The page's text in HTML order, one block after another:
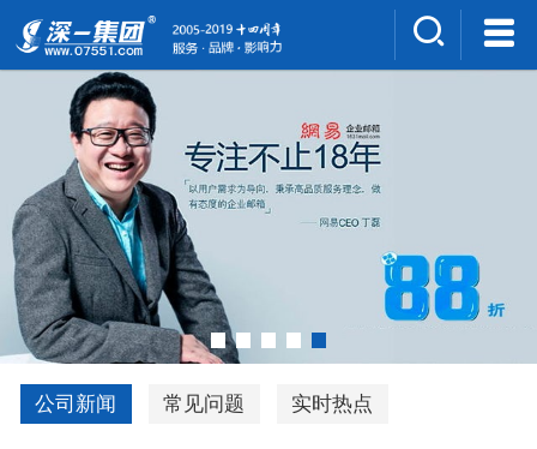
人才招聘
案例展示
联系我们
深优通系统V3.0
公司新闻 常见问题 实时热点